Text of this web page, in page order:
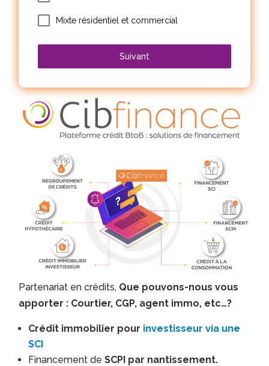
Mixte résidentiel et commercial
Suivant
Partenariat en crédits, Que pouvons-nous vous
apporter : Courtier, CGP, agent immo, etc…?
Crédit immobilier pour investisseur via une
SCI
Financement deSCPI par nantissement.